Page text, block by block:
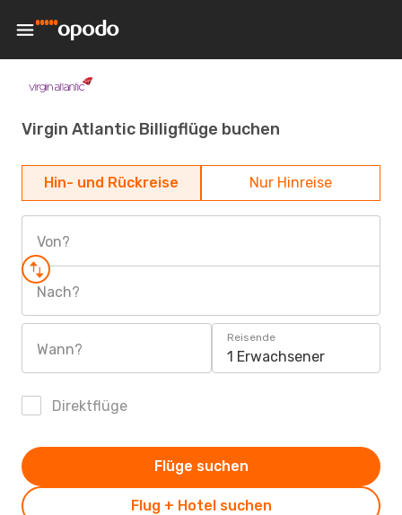
Virgin Atlantic Billigflüge buchen
Hin- und Rückreise Nur Hinreise
Von?
Nach?
Wann?
Reisende
1 Erwachsener
Direktflüge
Flug + Hotel suchen
Flüge suchen